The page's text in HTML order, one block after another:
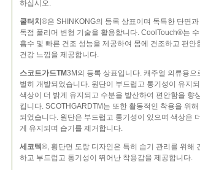
하십시오.
쿨터치 ®은 SHINKONG의 등록 상표이며 독특한 단면과
독점 폴리머 변형 기술을 활용합니다. CoolTouch®는
흡수 및 빠른 건조 성능을 제공하여 몸에 건조하고 편안
건강 느낌을 제공합니다.
스코트가드TM3M의 등록 상표입니다. 캐주얼 의류용으
별히 개발되었습니다. 원단이 부드럽고 통기성이 유지
색상이 더 밝게 유지되고 수분을 발산하여 편안함을 향
킵니다. SCOTHGARDTM는 또한 활동적인 착용을 위
되었습니다. 원단은 부드럽고 통기성이 있으며 색상은
게 유지되며 습기를 제거합니다.
세코텍®, 횡단면 도랑 디자인은 특히 습기 관리를 위해
하고 부드럽고 통기성이 뛰어난 착용감을 제공합니다.